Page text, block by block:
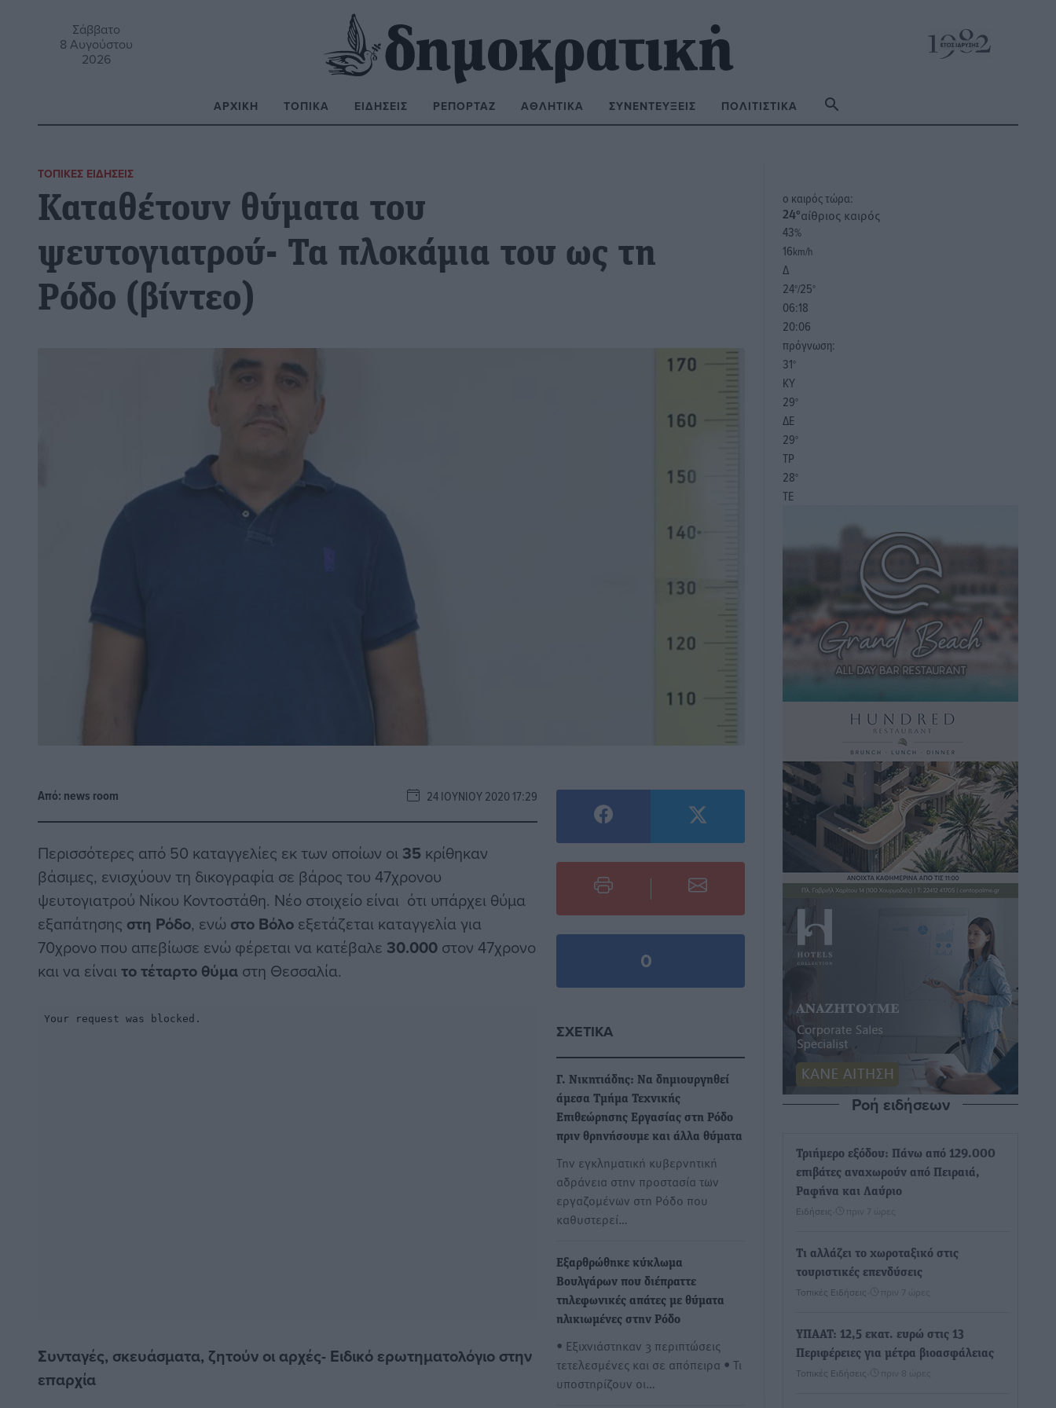
Σάββατο
8 Αυγούστου
2026
ΑΡΧΙΚΉ ΤΟΠΙΚΆ ΕΙΔΉΣΕΙΣ ΡΕΠΟΡΤΆΖ ΑΘΛΗΤΙΚΆ ΣΥΝΕΝΤΕΎΞΕΙΣ ΠΟΛΙΤΙΣΤΙΚΆ
ΤΟΠΙΚΈΣ ΕΙΔΉΣΕΙΣ
Καταθέτουν θύματα του
ψευτογιατρού- Τα πλοκάμια του ως τη
Ρόδο (βίντεο)
Από: news room 24 ΙΟΥΝΊΟΥ 2020 17:29
Περισσότερες από 50 καταγγελίες εκ των οποίων οι 35 κρίθηκαν
βάσιμες, ενισχύουν τη δικογραφία σε βάρος του 47χρονου
ψευτογιατρού Νίκου Κοντοστάθη. Νέο στοιχείο είναι ότι υπάρχει θύμα
εξαπάτησης στη Ρόδο, ενώ στο Βόλο εξετάζεται καταγγελία για
70χρονο που απεβίωσε ενώ φέρεται να κατέβαλε 30.000 στον 47χρονο
και να είναι το τέταρτο θύμα στη Θεσσαλία.
Συνταγές, σκευάσματα, ζητούν οι αρχές- Ειδικό ερωτηματολόγιο στην
επαρχία
0
ΣΧΕΤΙΚΆ
Γ. Νικητιάδης: Να δημιουργηθεί
άμεσα Τμήμα Τεχνικής
Επιθεώρησης Εργασίας στη Ρόδο
πριν θρηνήσουμε και άλλα θύματα
Την εγκληματική κυβερνητική
αδράνεια στην προστασία των
εργαζομένων στη Ρόδο που
καθυστερεί…
Εξαρθρώθηκε κύκλωμα
Βουλγάρων που διέπραττε
τηλεφωνικές απάτες με θύματα
ηλικιωμένες στην Ρόδο
• Εξιχνιάστηκαν 3 περιπτώσεις
τετελεσμένες και σε απόπειρα • Τι
υποστηρίζουν οι…
o καιρός τώρα:
24°αίθριος καιρός
43%
16km/h
Δ
24°/25°
06:18
20:06
πρόγνωση:
31°
ΚΥ
29°
ΔΕ
29°
ΤΡ
28°
ΤΕ
Ροή ειδήσεων
Τριήμερο εξόδου: Πάνω από 129.000
επιβάτες αναχωρούν από Πειραιά,
Ραφήνα και Λαύριο
Ειδήσεις πριν 7 ώρες
Τι αλλάζει το χωροταξικό στις
τουριστικές επενδύσεις
Τοπικές Ειδήσεις πριν 7 ώρες
ΥΠΑΑΤ: 12,5 εκατ. ευρώ στις 13
Περιφέρειες για μέτρα βιοασφάλειας
Τοπικές Ειδήσεις πριν 8 ώρες